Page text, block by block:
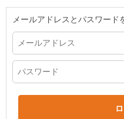
メールアドレスとパスワード